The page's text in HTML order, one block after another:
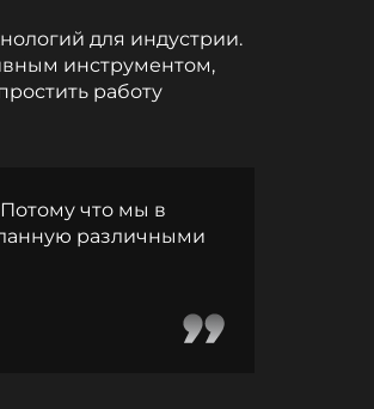
для индустрии.
инструментом,
работу
что мы в
различными